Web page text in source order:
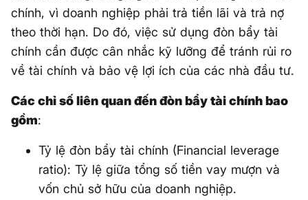
chính, vì doanh nghiệp phải trả tiền lãi và trả nợ
theo thời hạn. Do đó, việc sử dụng đòn bẩy tài
chính cần được cân nhắc kỹ lưỡng để tránh rủi ro
về tài chính và bảo vệ lợi ích của các nhà đầu tư.
Các chỉ số liên quan đến đòn bẩy tài chính bao
gồm:
Tỷ lệ đòn bẩy tài chính (Financial leverage
ratio): Tỷ lệ giữa tổng số tiền vay mượn và
vốn chủ sở hữu của doanh nghiệp.